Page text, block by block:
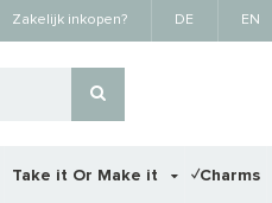
Zakelijk inkopen? DE EN
Take it Or Make it ✓Charms